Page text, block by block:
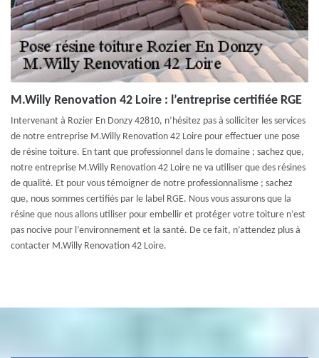
M.Willy Renovation 42 Loire : l’entreprise certifiée RGE
Intervenant à Rozier En Donzy 42810, n’hésitez pas à solliciter les services
de notre entreprise M.Willy Renovation 42 Loire pour effectuer une pose
de résine toiture. En tant que professionnel dans le domaine ; sachez que,
notre entreprise M.Willy Renovation 42 Loire ne va utiliser que des résines
de qualité. Et pour vous témoigner de notre professionnalisme ; sachez
que, nous sommes certifiés par le label RGE. Nous vous assurons que la
résine que nous allons utiliser pour embellir et protéger votre toiture n’est
pas nocive pour l’environnement et la santé. De ce fait, n’attendez plus à
contacter M.Willy Renovation 42 Loire.